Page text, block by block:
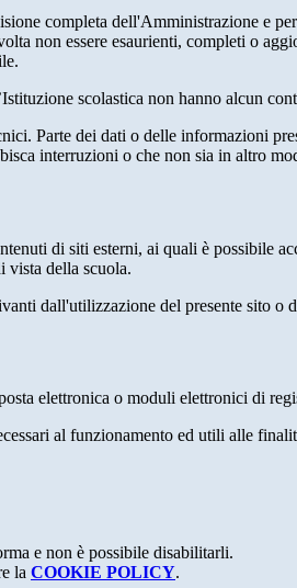
completa dell'Amministrazione e
non essere esaurienti, completi o
scolastica non hanno alcun
Parte dei dati o delle informazioni
interruzioni o che non sia in altro
di siti esterni, ai quali è possibile
vista della scuola.
dall'utilizzazione del presente sito o
elettronica o moduli elettronici di
al funzionamento ed utili alle
e non è possibile disabilitarli.
la COOKIE POLICY.